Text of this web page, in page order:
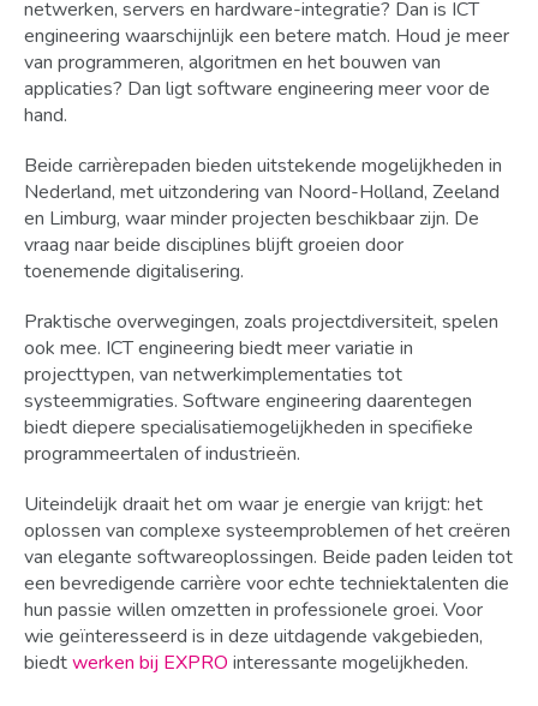
netwerken, servers en hardware-integratie? Dan is ICT
engineering waarschijnlijk een betere match. Houd je meer
van programmeren, algoritmen en het bouwen van
applicaties? Dan ligt software engineering meer voor de
hand.
Beide carrièrepaden bieden uitstekende mogelijkheden in
Nederland, met uitzondering van Noord-Holland, Zeeland
en Limburg, waar minder projecten beschikbaar zijn. De
vraag naar beide disciplines blijft groeien door
toenemende digitalisering.
Praktische overwegingen, zoals projectdiversiteit, spelen
ook mee. ICT engineering biedt meer variatie in
projecttypen, van netwerkimplementaties tot
systeemmigraties. Software engineering daarentegen
biedt diepere specialisatiemogelijkheden in specifieke
programmeertalen of industrieën.
Uiteindelijk draait het om waar je energie van krijgt: het
oplossen van complexe systeemproblemen of het creëren
van elegante softwareoplossingen. Beide paden leiden tot
een bevredigende carrière voor echte techniektalenten die
hun passie willen omzetten in professionele groei. Voor
wie geïnteresseerd is in deze uitdagende vakgebieden,
biedtwerken bij EXPRO interessante mogelijkheden.